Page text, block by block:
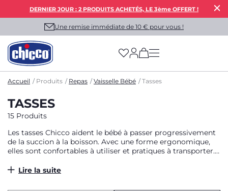
DERNIER JOUR : 2 PRODUITS ACHETÉS, LE 3ème OFFERT !
Une remise immédiate de 10 € pour vous !
(has more options
Accueil Produits Repas Vaisselle Bébé Tasses
TASSES
15 Produits
Les tasses Chicco aident le bébé à passer progressivement
de la succion à la boisson. Avec une forme ergonomique,
elles sont confortables à utiliser et pratiques à transporter.
Lire la suite